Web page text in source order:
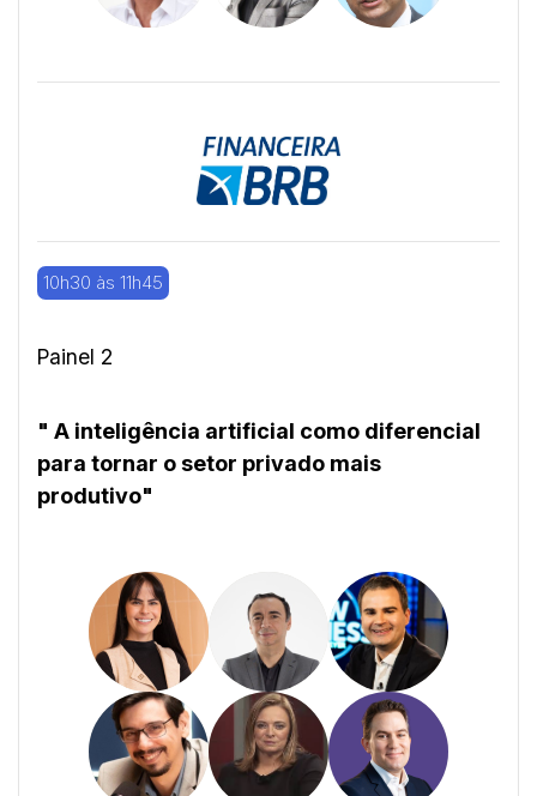
10h30 às 11h45
Painel 2
" A inteligência artificial como diferencial
para tornar o setor privado mais
produtivo"